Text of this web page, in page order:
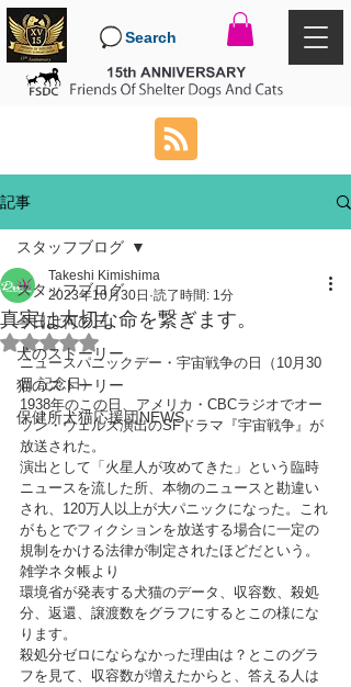
Search
記事
スタッフブログ
今日は何の日
犬のストーリー
猫のストーリー
保健所犬猫応援団NEWS
スタッフブログ
真実は大切な命を繋ぎます。
Takeshi Kimishima
2023年10月30日 読了時間: 1分
5つ星のうちNaNと評価されています。
ニュースパニックデー・宇宙戦争の日（10月30
日 記念日）
1938年のこの日、アメリカ・CBCラジオでオー
ソン・ウェルズ演出のSFドラマ『宇宙戦争』が
放送された。
演出として「火星人が攻めてきた」という臨時
ニュースを流した所、本物のニュースと勘違い
され、120万人以上が大パニックになった。これ
がもとでフィクションを放送する場合に一定の
規制をかける法律が制定されたほどだという。
雑学ネタ帳より
環境省が発表する犬猫のデータ、収容数、殺処
分、返還、譲渡数をグラフにするとこの様にな
ります。
殺処分ゼロにならなかった理由は？とこのグラ
フを見て、収容数が増えたからと、答える人は